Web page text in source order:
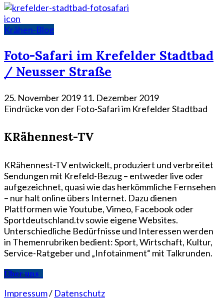
icon
Krähen-Blog
Foto-Safari im Krefelder Stadtbad
/ Neusser Straße
25. November 2019 11. Dezember 2019
Eindrücke von der Foto-Safari im Krefelder Stadtbad
KRähennest-TV
KRähennest-TV entwickelt, produziert und verbreitet
Sendungen mit Krefeld-Bezug – entweder live oder
aufgezeichnet, quasi wie das herkömmliche Fernsehen
– nur halt online übers Internet. Dazu dienen
Plattformen wie Youtube, Vimeo, Facebook oder
Sportdeutschland.tv sowie eigene Websites.
Unterschiedliche Bedürfnisse und Interessen werden
in Themenrubriken bedient: Sport, Wirtschaft, Kultur,
Service-Ratgeber und „Infotainment“ mit Talkrunden.
Über uns
Impressum/ Datenschutz